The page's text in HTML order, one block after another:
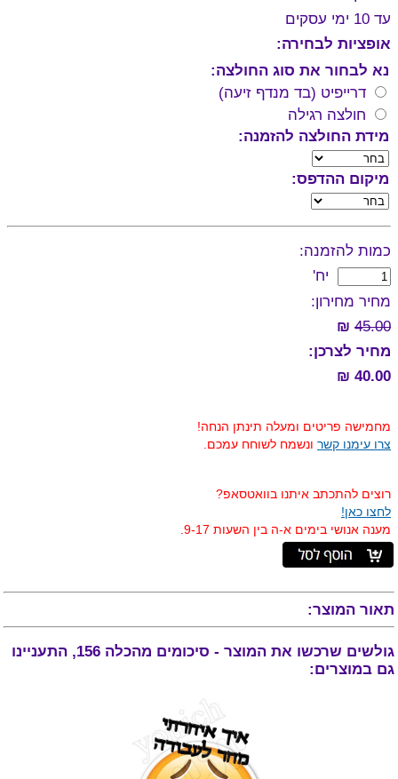
עד 10 ימי עסקים
אופציות לבחירה:
נא לבחור את סוג החולצה:
דרייפיט (בד מנדף זיעה)
חולצה רגילה
מידת החולצה להזמנה:
מיקום ההדפס:
כמות להזמנה:
יח'
מחיר מחירון:
45.00
₪
מחיר לצרכן:
40.00 ₪
מחמישה פריטים ומעלה תינתן הנחה!
צרו עימנו קשר ונשמח לשוחח עמכם.
רוצים להתכתב איתנו בוואטסאפ?
לחצו כאן!
מענה אנושי בימים א-ה בין השעות 9-17.
תאור המוצר:
גולשים שרכשו את המוצר - סיכומים מהכלה 156, התעניינו
גם במוצרים: